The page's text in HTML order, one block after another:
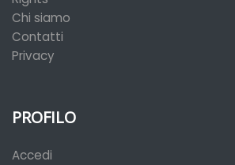
Chi siamo
Contatti
Privacy
PROFILO
Accedi